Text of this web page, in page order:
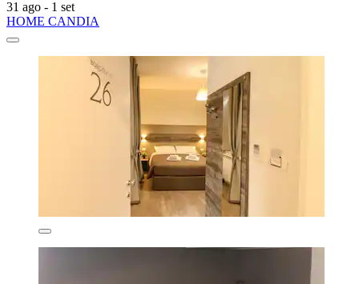
31 ago - 1 set
HOME CANDIA